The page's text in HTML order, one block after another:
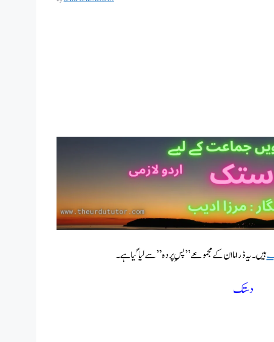
ہیں ۔ یہ ڈراما ان کے مجموعے” پسِ پردہ” سے لیا گیا ہے۔
دستک